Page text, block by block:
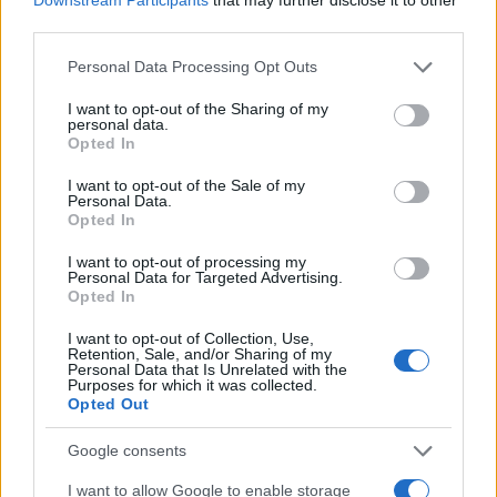
Please note that this website/app uses one or more Google
not limited to your visit or usage behaviour. You may click to
grant or deny consent to Google and its third-party tags to
use your data for below specified purposes in below Google
consent section.
Personal Data Processing Opt Outs
I want to opt-out of the Sharing of my
personal data.
Opted In
I want to opt-out of the Sale of my
Personal Data.
Opted In
I want to opt-out of processing my
Personal Data for Targeted Advertising.
Opted In
I want to opt-out of Collection, Use,
Retention, Sale, and/or Sharing of my
Personal Data that Is Unrelated with the
Purposes for which it was collected.
Opted Out
Google consents
I want to allow Google to enable storage
Σιδηροδρομική κυκλοφορία Άγιος Ανδρέας–
Καμίνια–Κάτω Αχαΐα.
Ρίο–Πάτρα–Άγιος Ανδρέας
Τροποποιούνται οι χρόνοι δρομολογίων
Ταύρος–Κιάτο–Αίγιο
Τροποποιούνται ελάχιστα οι χρόνοι δρομολογίων
στη διαδρομή Κιάτο–Αίγιο και ενεργοποιείται η
στάση Διμηνιό